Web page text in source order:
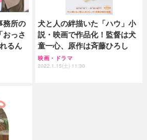
韓国・芸能
スポーツ
ブログ
その他
グルメ
ショッピング
法
務所の
っさ
るん
犬と人の絆描いた「ハウ」小
説・映画で作品化！監督は犬
童一心、原作は斉藤ひろし
映画・ドラマ
2022.1.15(土) 11:30